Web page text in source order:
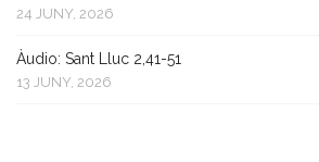
24 JUNY, 2026
Àudio: Sant Lluc 2,41-51
13 JUNY, 2026